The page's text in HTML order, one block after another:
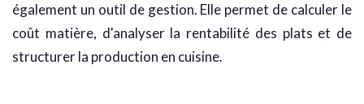
également un outil de gestion. Elle permet de calculer le
coût matière, d'analyser la rentabilité des plats et de
structurer la production en cuisine.